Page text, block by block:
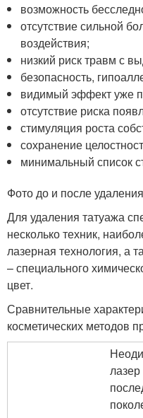
возможность
отсутствие сильной
воздействия;
низкий риск травм с
безопасность,
видимый эффект уже
отсутствие риска
стимуляция роста
сохранение
минимальный список
Фото до и после
Для удаления татуажа
несколько техник,
лазерная технология, а
– специального
цвет.
Сравнительные
косметических методов
лазер